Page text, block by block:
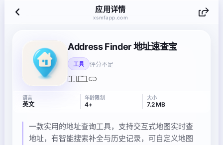
应用详情
xsmfapp.com
Address Finder 地址速查宝
工具 评分不足
语言
英文
年龄限制
4+
大小
7.2 MB
一款实用的地址查询工具，支持交互式地图实时查
地址，有智能搜索补全与历史记录，可自定义地图